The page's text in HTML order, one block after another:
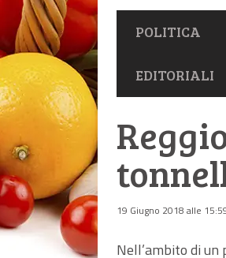
PRIMARIA
POLITICA
EDITORIALI
19 Giugno 2018 alle
Nell’ambito di